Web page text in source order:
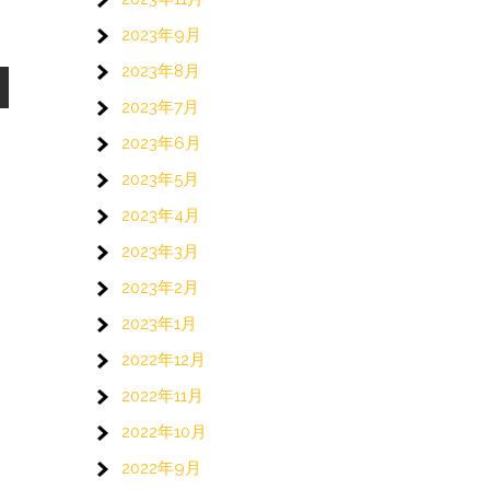
2023年9月
2023年8月
2023年7月
2023年6月
2023年5月
2023年4月
2023年3月
2023年2月
2023年1月
2022年12月
2022年11月
2022年10月
2022年9月